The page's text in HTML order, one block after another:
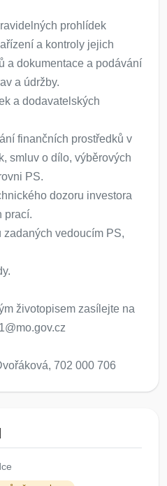
prohlídek
a kontroly jejich
a dokumentace a podávání
a údržby.
a dodavatelských
finančních prostředků v
smluv o dílo, výběrových
PS.
dozoru investora
prací.
vedoucím PS,
životopisem zasílejte na
702 000 706